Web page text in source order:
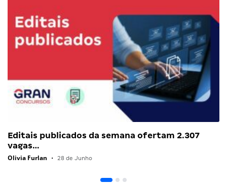
Editais publicados da semana ofertam 2.307
vagas…
Olivia Furlan • 28 de Junho